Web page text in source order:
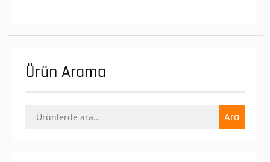
Ürün Arama
Ara: Ara